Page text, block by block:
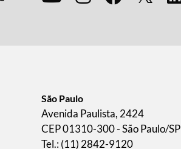
São Paulo
Avenida Paulista, 2424
CEP 01310-300 - São Paulo/SP
Tel.: (11) 2842-9120